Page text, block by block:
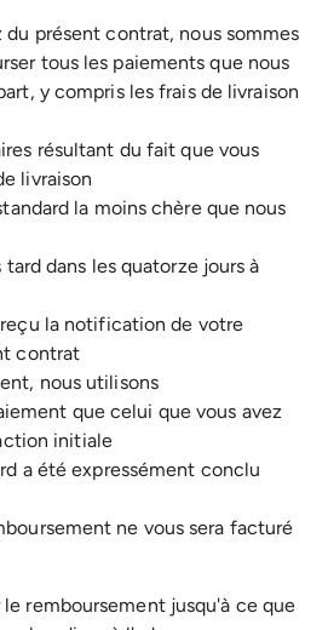
du présent contrat, nous sommes
tous les paiements que nous
y compris les frais de livraison
résultant du fait que vous
livraison
la moins chère que nous
dans les quatorze jours à
la notification de votre
contrat
nous utilisons
que celui que vous avez
initiale
a été expressément conclu
ne vous sera facturé
remboursement jusqu'à ce que